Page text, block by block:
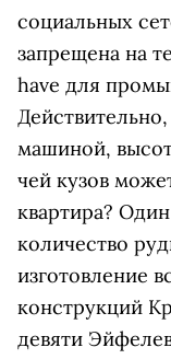
социальных
запрещена на
have для
машиной,
чей кузов
квартира?
количество
изготовление
конструкций
девяти